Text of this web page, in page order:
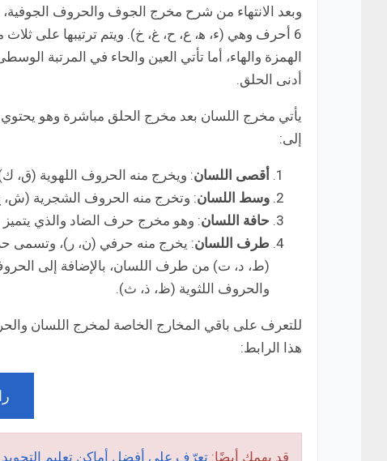
وبعد الانتهاء من شرح مخرج الجوف والحروف
6 أحرف وهي (ء، ه‍، ع، ح، غ، خ). ويتم ترتيبها على
الهمزة والهاء، أما تأتي العين والحاء في المرتبة
أدنى الحلق.
إلى:
أقصى اللسان: ويخرج منه الحروف اللهوية (ق،
وسط اللسان: وتخرج منه الحروف الشجرية (ش،
حافة اللسان: وهو مخرج حرف الضاد والذي يتميز
طرف اللسان: يخرج منه حرفي (ن، ر)، وتسمى
(ط، د، ت) من طرف اللسان، بالإضافة إلى
والحروف اللثوية (ظ، ذ، ث).
للتعرف على باقي المخارج الخاصة لمخرج اللسان
هذا الرابط:
قد يهمك أيضًا: تعرّف على أفضل أماكن تعليم